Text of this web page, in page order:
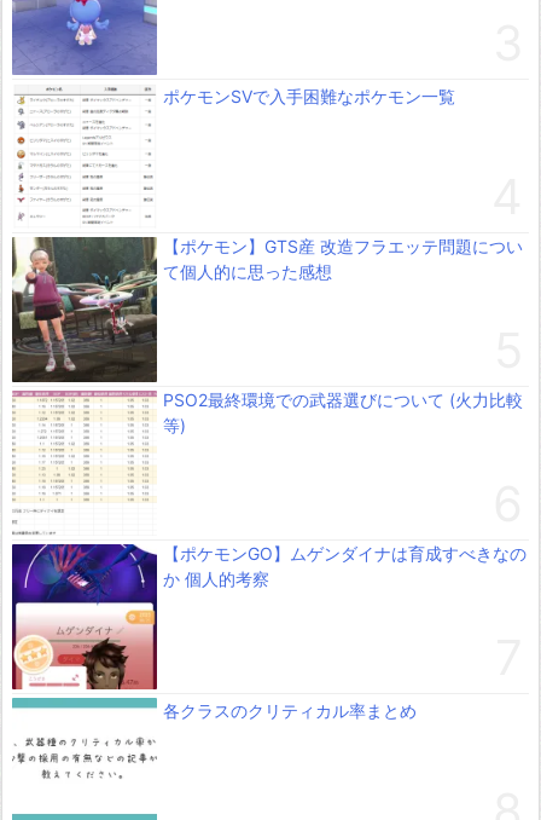
ポケモンSVで入手困難なポケモン一覧
【ポケモン】GTS産 改造フラエッテ問題につい
て個人的に思った感想
PSO2最終環境での武器選びについて (火力比較
等)
【ポケモンGO】ムゲンダイナは育成すべきなの
か 個人的考察
各クラスのクリティカル率まとめ